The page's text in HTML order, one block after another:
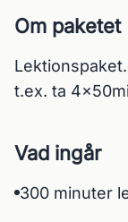
Om paketet
t.ex. ta
Vad ingår
300 minuter